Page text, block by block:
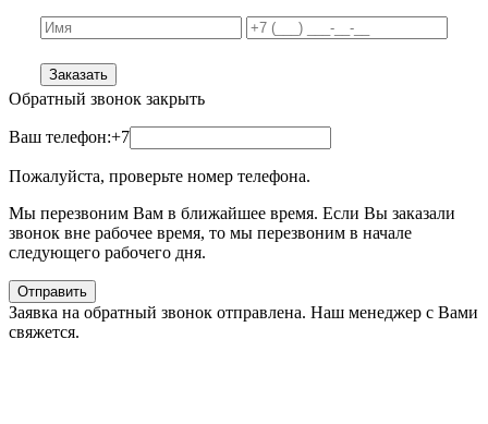
Заказать
Обратный звонок закрыть
Ваш телефон:+7
Пожалуйста, проверьте номер телефона.
Мы перезвоним Вам в ближайшее время. Если Вы заказали
звонок вне рабочее время, то мы перезвоним в начале
следующего рабочего дня.
Отправить
Заявка на обратный звонок отправлена. Наш менеджер с Вами
свяжется.